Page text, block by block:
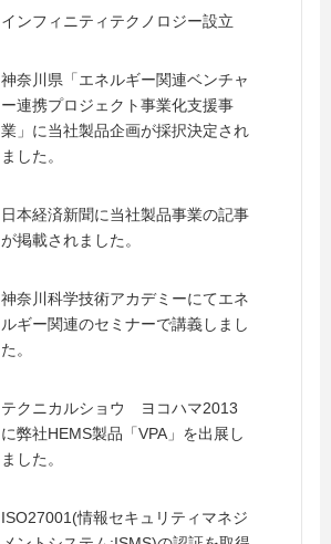
インフィニティテクノロジー設立
神奈川県「エネルギー関連ベンチャ
ー連携プロジェクト事業化支援事
業」に当社製品企画が採択決定され
ました。
日本経済新聞に当社製品事業の記事
が掲載されました。
神奈川科学技術アカデミーにてエネ
ルギー関連のセミナーで講義しまし
た。
テクニカルショウ ヨコハマ2013
に弊社HEMS製品「VPA」を出展し
ました。
ISO27001(情報セキュリティマネジ